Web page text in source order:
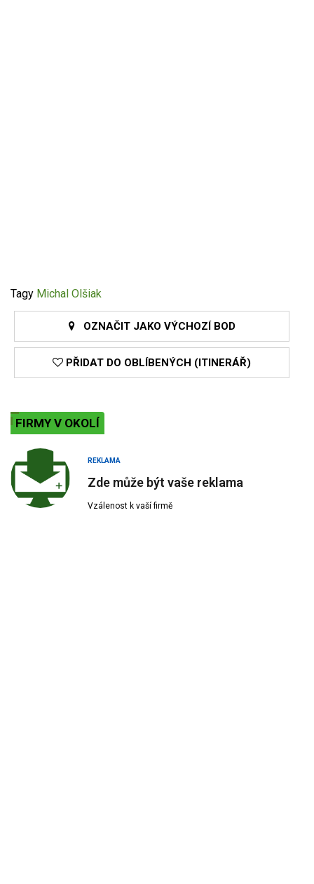
Tagy Michal Olšiak
OZNAČIT JAKO VÝCHOZÍ BOD
PŘIDAT DO OBLÍBENÝCH (ITINERÁŘ)
FIRMY V OKOLÍ
REKLAMA
Zde může být vaše reklama
Vzálenost k vaší firmě